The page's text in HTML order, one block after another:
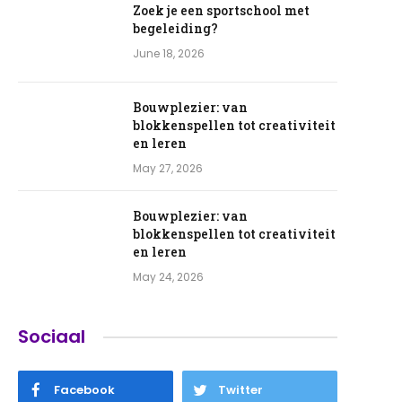
Zoek je een sportschool met
begeleiding?
June 18, 2026
Bouwplezier: van
blokkenspellen tot creativiteit
en leren
May 27, 2026
Bouwplezier: van
blokkenspellen tot creativiteit
en leren
May 24, 2026
Sociaal
Facebook Twitter